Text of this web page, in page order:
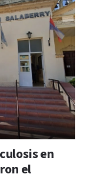
en
el